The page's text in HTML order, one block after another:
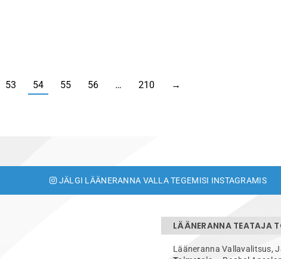
53 54 55 56 … 210 →
JÄLGI LÄÄNERANNA VALLA TEGEMISI INSTAGRAMIS
LÄÄNERANNA TEATAJA
Lääneranna Vallavalitsus,